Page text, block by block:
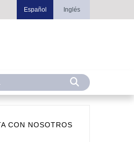
Español Inglés
CON NOSOTROS